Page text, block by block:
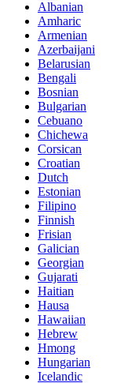
Albanian
Amharic
Armenian
Azerbaijani
Belarusian
Bengali
Bosnian
Bulgarian
Cebuano
Chichewa
Corsican
Croatian
Dutch
Estonian
Filipino
Finnish
Frisian
Galician
Georgian
Gujarati
Haitian
Hausa
Hawaiian
Hebrew
Hmong
Hungarian
Icelandic